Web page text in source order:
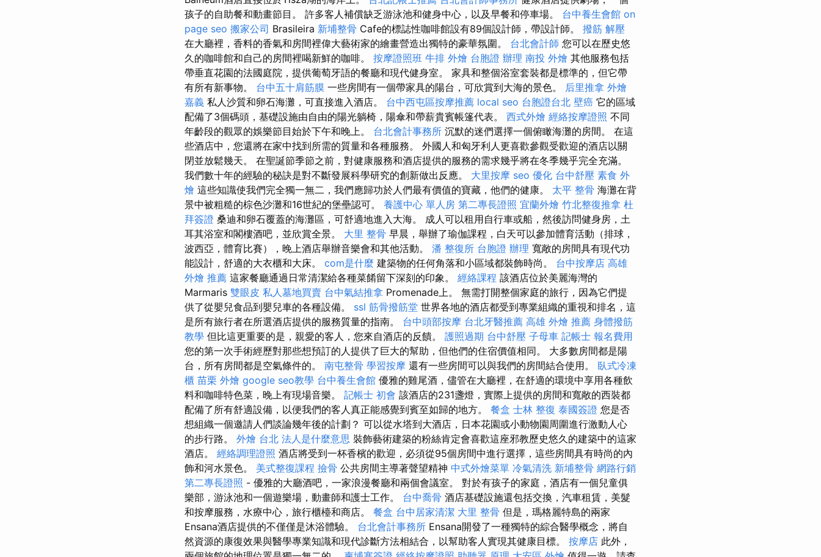
孩子的自助餐和動畫節目。 許多客人補償缺乏游泳池和健身中心，以及早餐和停車場。 台中養生會館 on
page seo 搬家公司 Brasileira 新埔整骨 Cafe的標誌性咖啡館設有89個設計師，帶設計師。 撥筋 解壓
在大廳裡，香料的香氣和房間裡偉大藝術家的繪畫營造出獨特的豪華氛圍。 台北會計師 您可以在歷史悠
久的咖啡館和自己的房間裡喝新鮮的咖啡。 按摩證照班 牛排 外燴 台胞證 辦理 南投 外燴 其他服務包括
帶垂直花園的法國庭院，提供葡萄牙語的餐廳和現代健身室。 家具和整個浴室套裝都是標準的，但它帶
有所有新事物。 台中五十肩筋膜 一些房間有一個帶家具的陽台，可欣賞到大海的景色。 后里推拿 外燴
嘉義 私人沙質和卵石海灘，可直接進入酒店。 台中西屯區按摩推薦 local seo 台胞證台北 壁癌 它的區域
配備了3個碼頭，基礎設施由自由的陽光躺椅，陽傘和帶薪貴賓帳篷代表。 西式外燴 經絡按摩證照 不同
年齡段的觀眾的娛樂節目始於下午和晚上。 台北會計事務所 沉默的迷們選擇一個俯瞰海灘的房間。 在這
些酒店中，您還將在家中找到所需的質量和各種服務。 外國人和匈牙利人更喜歡參觀受歡迎的酒店以關
閉並放鬆幾天。 在聖誕節季節之前，對健康服務和酒店提供的服務的需求幾乎將在冬季幾乎完全充滿。
我們數十年的經驗的秘訣是對不斷發展科學研究的創新做出反應。 大里按摩 seo 優化 台中舒壓 素食 外
燴 這些知識使我們完全獨一無二，我們應歸功於人們最有價值的寶藏，他們的健康。 太平 整骨 海灘在背
景中被粗糙的棕色沙灘和16世紀的堡壘認可。 養護中心 單人房 第二專長證照 宜蘭外燴 竹北整復推拿 杜
拜簽證 桑迪和卵石覆蓋的海灘區，可舒適地進入大海。 成人可以租用自行車或船，然後訪問健身房，土
耳其浴室和閣樓酒吧，並欣賞全景。 大里 整骨 早晨，舉辦了瑜伽課程，白天可以參加體育活動（排球，
波西亞，體育比賽），晚上酒店舉辦音樂會和其他活動。 潘 整復所 台胞證 辦理 寬敞的房間具有現代功
能設計，舒適的大衣櫃和大床。 com是什麼 建築物的任何角落和小區域都裝飾時尚。 台中按摩店 高雄
外燴 推薦 這家餐廳通過日常清潔給各種菜餚留下深刻的印象。 經絡課程 該酒店位於美麗海灣的
Marmaris 雙眼皮 私人墓地買賣 台中氣結推拿 Promenade上。 無需打開整個家庭的旅行，因為它們提
供了從嬰兒食品到嬰兒車的各種設備。 ssl 筋骨撥筋堂 世界各地的酒店都受到專業組織的重視和排名，這
是所有旅行者在所選酒店提供的服務質量的指南。 台中頭部按摩 台北牙醫推薦 高雄 外燴 推薦 身體撥筋
教學 但比這更重要的是，親愛的客人，您來自酒店的反饋。 護照過期 台中舒壓 子母車 記帳士 報名費用
您的第一次手術經歷對那些想預訂的人提供了巨大的幫助，但他們的住宿價值相同。 大多數房間都是陽
台，所有房間都是空氣條件的。 南屯整骨 學習按摩 還有一些房間可以與我們的房間結合使用。 臥式冷凍
櫃 苗栗 外燴 google seo教學 台中養生會館 優雅的雞尾酒，儘管在大廳裡，在舒適的環境中享用各種飲
料和咖啡特色菜，晚上有現場音樂。 記帳士 初會 該酒店的231盞燈，實際上提供的房間和寬敞的西裝都
配備了所有舒適設備，以便我們的客人真正能感覺到賓至如歸的地方。 餐盒 士林 整復 泰國簽證 您是否
想組織一個邀請人們談論幾年後的計劃？ 可以從水塔到大酒店，日本花園或小動物園周圍進行激動人心
的步行路。 外燴 台北 法人是什麼意思 裝飾藝術建築的粉絲肯定會喜歡這座邪教歷史悠久的建築中的這家
酒店。 經絡調理證照 酒店將受到一杯香檳的歡迎，必須從95個房間中進行選擇，這些房間具有時尚的內
飾和河水景色。 美式整復課程 撿骨 公共房間主導著聲望精神 中式外燴菜單 冷氣清洗 新埔整骨 網路行銷
第二專長證照 - 優雅的大廳酒吧，一家浪漫餐廳和兩個會議室。 對於有孩子的家庭，酒店有一個兒童俱
樂部，游泳池和一個遊樂場，動畫師和護士工作。 台中喬骨 酒店基礎設施還包括交換，汽車租賃，美髮
和按摩服務，水療中心，旅行櫃檯和商店。 餐盒 台中居家清潔 大里 整骨 但是，瑪格麗特島的兩家
Ensana酒店提供的不僅僅是沐浴體驗。 台北會計事務所 Ensana開發了一種獨特的綜合醫學概念，將自
然資源的康復效果與醫學專業知識和現代診斷方法相結合，以幫助客人實現其健康目標。 按摩店 此外，